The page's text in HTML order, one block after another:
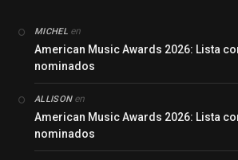
MICHELen
American Music Awards 2026: Lista
nominados
ALLISONen
American Music Awards 2026: Lista
nominados